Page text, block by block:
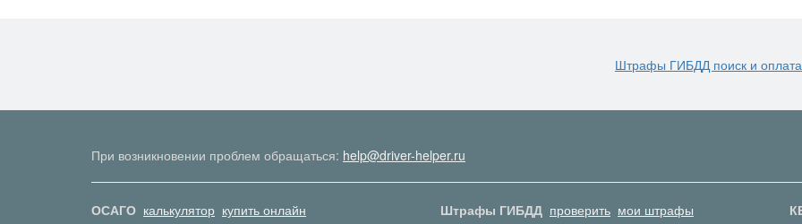
Штрафы ГИБДД поиск и оплата
При возникновении проблем обращаться: help@driver-helper.ru
ОСАГО калькулятор купить онлайн Штрафы ГИБДД проверить мои штрафы